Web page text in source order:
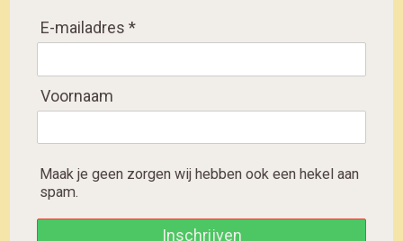
D
l
D
e
S
a
D
l
Koffiebonen uit ethiopie,
yirgacheffe medium roast
E-mailadres *
Voornaam
Maak je geen zorgen wij hebben ook een hekel aan
spam.
Inschrijven